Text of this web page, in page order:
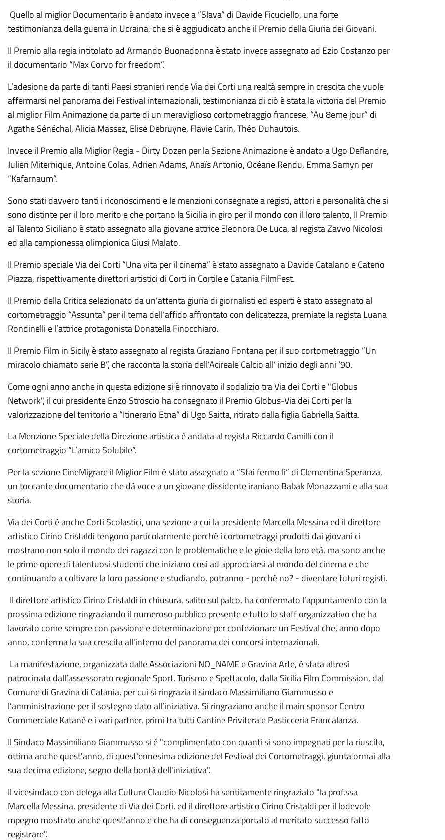
Quello al miglior Documentario è andato invece a “Slava” di Davide Ficuciello, una forte
testimonianza della guerra in Ucraina, che si è aggiudicato anche il Premio della Giuria dei Giovani.
Il Premio alla regia intitolato ad Armando Buonadonna è stato invece assegnato ad Ezio Costanzo per
il documentario “Max Corvo for freedom”.
L’adesione da parte di tanti Paesi stranieri rende Via dei Corti una realtà sempre in crescita che vuole
affermarsi nel panorama dei Festival internazionali, testimonianza di ciò è stata la vittoria del Premio
al miglior Film Animazione da parte di un meraviglioso cortometraggio francese, “Au 8eme jour” di
Agathe Sénéchal, Alicia Massez, Elise Debruyne, Flavie Carin, Théo Duhautois.
Invece il Premio alla Miglior Regia - Dirty Dozen per la Sezione Animazione è andato a Ugo Deflandre,
Julien Miternique, Antoine Colas, Adrien Adams, Anaïs Antonio, Océane Rendu, Emma Samyn per
“Kafarnaum”.
Sono stati davvero tanti i riconoscimenti e le menzioni consegnate a registi, attori e personalità che si
sono distinte per il loro merito e che portano la Sicilia in giro per il mondo con il loro talento, Il Premio
al Talento Siciliano è stato assegnato alla giovane attrice Eleonora De Luca, al regista Zavvo Nicolosi
ed alla campionessa olimpionica Giusi Malato.
Il Premio speciale Via dei Corti “Una vita per il cinema” è stato assegnato a Davide Catalano e Cateno
Piazza, rispettivamente direttori artistici di Corti in Cortile e Catania FilmFest.
Il Premio della Critica selezionato da un’attenta giuria di giornalisti ed esperti è stato assegnato al
cortometraggio “Assunta” per il tema dell’affido affrontato con delicatezza, premiate la regista Luana
Rondinelli e l’attrice protagonista Donatella Finocchiaro.
Il Premio Film in Sicily è stato assegnato al regista Graziano Fontana per il suo cortometraggio ”Un
miracolo chiamato serie B”, che racconta la storia dell’Acireale Calcio all’ inizio degli anni ‘90.
Come ogni anno anche in questa edizione si è rinnovato il sodalizio tra Via dei Corti e "Globus
Network", il cui presidente Enzo Stroscio ha consegnato il Premio Globus-Via dei Corti per la
valorizzazione del territorio a “Itinerario Etna” di Ugo Saitta, ritirato dalla figlia Gabriella Saitta.
La Menzione Speciale della Direzione artistica è andata al regista Riccardo Camilli con il
cortometraggio “L’amico Solubile”.
Per la sezione CineMigrare il Miglior Film è stato assegnato a “Stai fermo lì” di Clementina Speranza,
un toccante documentario che dà voce a un giovane dissidente iraniano Babak Monazzami e alla sua
storia.
Via dei Corti è anche Corti Scolastici, una sezione a cui la presidente Marcella Messina ed il direttore
artistico Cirino Cristaldi tengono particolarmente perché i cortometraggi prodotti dai giovani ci
mostrano non solo il mondo dei ragazzi con le problematiche e le gioie della loro età, ma sono anche
le prime opere di talentuosi studenti che iniziano così ad approcciarsi al mondo del cinema e che
continuando a coltivare la loro passione e studiando, potranno - perché no? - diventare futuri registi.
Il direttore artistico Cirino Cristaldi in chiusura, salito sul palco, ha confermato l’appuntamento con la
prossima edizione ringraziando il numeroso pubblico presente e tutto lo staff organizzativo che ha
lavorato come sempre con passione e determinazione per confezionare un Festival che, anno dopo
anno, conferma la sua crescita all'interno del panorama dei concorsi internazionali.
La manifestazione, organizzata dalle Associazioni NO_NAME e Gravina Arte, è stata altresì
patrocinata dall’assessorato regionale Sport, Turismo e Spettacolo, dalla Sicilia Film Commission, dal
Comune di Gravina di Catania, per cui si ringrazia il sindaco Massimiliano Giammusso e
l’amministrazione per il sostegno dato all’iniziativa. Si ringraziano anche il main sponsor Centro
Commerciale Katanè e i vari partner, primi tra tutti Cantine Privitera e Pasticceria Francalanza.
Il Sindaco Massimiliano Giammusso si è "complimentato con quanti si sono impegnati per la riuscita,
ottima anche quest'anno, di quest'ennesima edizione del Festival dei Cortometraggi, giunta ormai alla
sua decima edizione, segno della bontà dell'iniziativa".
Il vicesindaco con delega alla Cultura Claudio Nicolosi ha sentitamente ringraziato "la prof.ssa
Marcella Messina, presidente di Via dei Corti, ed il direttore artistico Cirino Cristaldi per il lodevole
mpegno mostrato anche quest'anno e che ha di conseguenza portato al meritato successo fatto
registrare".